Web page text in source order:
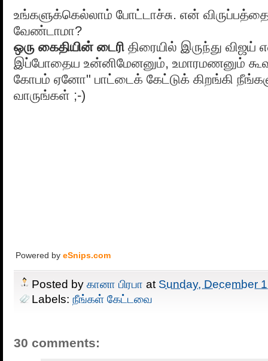
உங்களுக்கெல்லாம் போட்டாச்சு. என்
வேண்டாமா?
ஒரு கைதியின் டைரி திரையில் இருந்து விஜய்
இப்போதைய உன்னிமேனனும், உமாரமணனும்
கோபம் ஏனோ" பாட்டைக் கேட்டுக் கிறங்கி
வாருங்கள் ;-)
Powered by eSnips.com
Posted by கானா பிரபா at Sunday, December
Labels: நீங்கள் கேட்டவை
30 comments: